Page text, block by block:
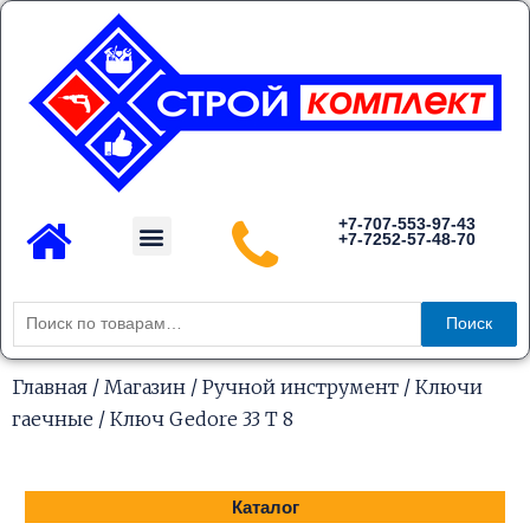
Перейти
содержимому
Menu
+7-707-553-97-43
+7-7252-57-48-70
Искать:
Поиск
Главная / Магазин / Ручной инструмент / Ключи
гаечные / Ключ Gedore 33 T 8
Каталог